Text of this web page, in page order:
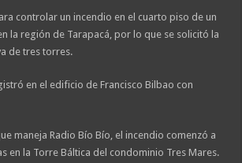
controlar un incendio en el cuarto piso de un
la región de Tarapacá, por lo que se solicitó la
de tres torres.
en el edificio de Francisco Bilbao con
maneja Radio Bío Bío, el incendio comenzó a
en la Torre Báltica del condominio Tres Mares.